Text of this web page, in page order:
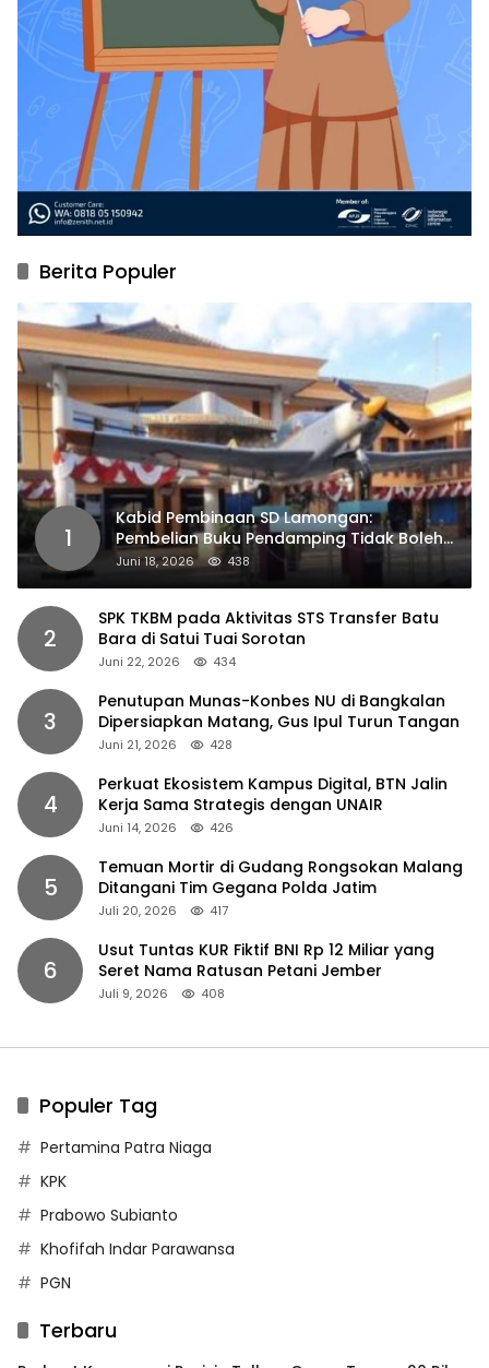
Berita Populer
1
Kabid Pembinaan SD Lamongan:
Pembelian Buku Pendamping Tidak Boleh
Dipaksakan
Juni 18, 2026 438
2
SPK TKBM pada Aktivitas STS Transfer Batu
Bara di Satui Tuai Sorotan
Juni 22, 2026 434
3
Penutupan Munas-Konbes NU di Bangkalan
Dipersiapkan Matang, Gus Ipul Turun Tangan
Juni 21, 2026 428
4
Perkuat Ekosistem Kampus Digital, BTN Jalin
Kerja Sama Strategis dengan UNAIR
Juni 14, 2026 426
5
Temuan Mortir di Gudang Rongsokan Malang
Ditangani Tim Gegana Polda Jatim
Juli 20, 2026 417
6
Usut Tuntas KUR Fiktif BNI Rp 12 Miliar yang
Seret Nama Ratusan Petani Jember
Juli 9, 2026 408
Populer Tag
Pertamina Patra Niaga
KPK
Prabowo Subianto
Khofifah Indar Parawansa
PGN
Terbaru